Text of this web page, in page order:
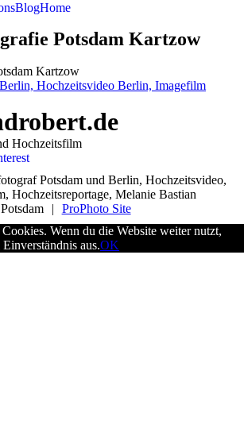
BlogHome
Potsdam Kartzow
Kartzow
Hochzeitsvideo Berlin, Imagefilm
Hochzeitsfilm
Potsdam und Berlin, Hochzeitsvideo,
Hochzeitsreportage, Melanie Bastian
Potsdam
|
ProPhoto Site
Wenn du die Website weiter nutzt,
aus.OK